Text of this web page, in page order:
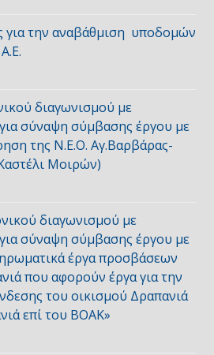
την αναβάθμιση υποδομών
διαγωνισμού με
σύναψη σύμβασης έργου με
της Ν.Ε.Ο. Αγ.Βαρβάρας-
Μοιρών)
διαγωνισμού με
σύναψη σύμβασης έργου με
έργα προσβάσεων
που αφορούν έργα για την
του οικισμού Δραπανιά
επί του ΒΟΑΚ»